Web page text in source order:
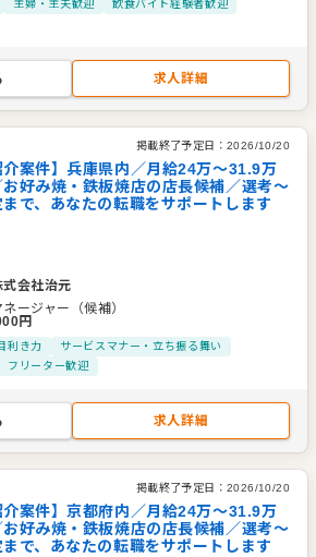
主婦・主夫歓迎
飲食バイト経験者歓迎
求人詳細
掲載終了予定日： 2026/10/20
介案件】兵庫県内／月給24万〜31.9万
お好み焼・鉄板焼店の店長候補／選考～
まで、あなたの転職をサポートします
式会社治元
ージャー（候補）
円
利き力
サービスマナー・立ち振る舞い
フリーター歓迎
求人詳細
掲載終了予定日： 2026/10/20
介案件】京都府内／月給24万〜31.9万
お好み焼・鉄板焼店の店長候補／選考～
まで、あなたの転職をサポートします